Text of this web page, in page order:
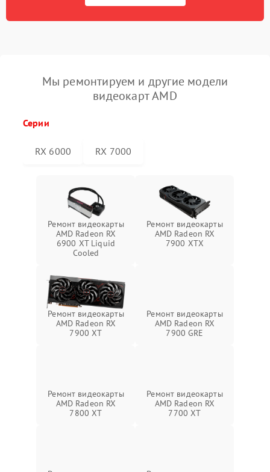
Мы ремонтируем и другие модели
видеокарт AMD
Серии
RX 6000 RX 7000
Ремонт видеокарты
AMD Radeon RX
6900 XT Liquid
Cooled
Ремонт видеокарты
AMD Radeon RX
7900 XTX
Ремонт видеокарты
AMD Radeon RX
7900 XT
Ремонт видеокарты
AMD Radeon RX
7900 GRE
Ремонт видеокарты
AMD Radeon RX
7800 XT
Ремонт видеокарты
AMD Radeon RX
7700 XT